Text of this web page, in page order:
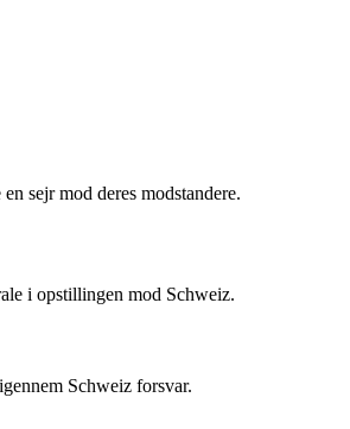
sejr mod deres modstandere.
i opstillingen mod Schweiz.
Schweiz forsvar.